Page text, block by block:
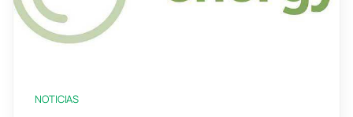
NOTICIAS